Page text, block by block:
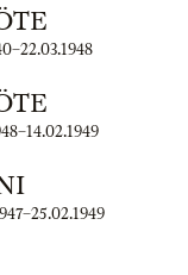
–22.03.1948
–14.02.1949
–25.02.1949